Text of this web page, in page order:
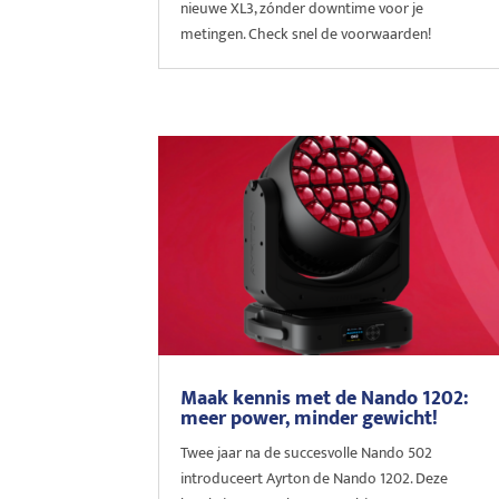
nieuwe XL3, zónder downtime voor je
metingen. Check snel de voorwaarden!
Maak kennis met de Nando 1202:
meer power, minder gewicht!
Twee jaar na de succesvolle Nando 502
introduceert Ayrton de Nando 1202. Deze